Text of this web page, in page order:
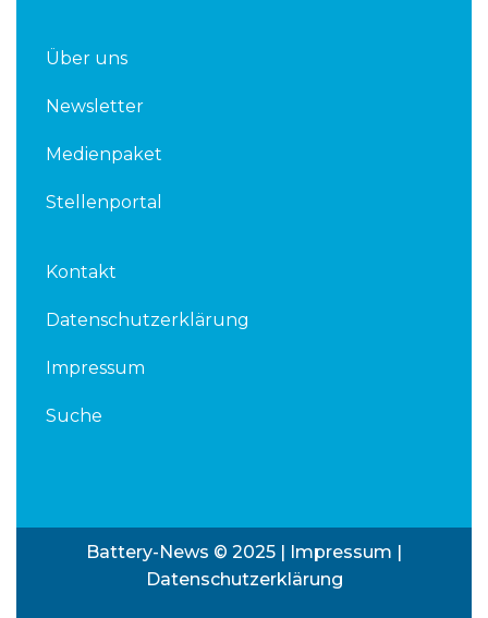
Über uns
Newsletter
Medienpaket
Stellenportal
Kontakt
Datenschutzerklärung
Impressum
Suche
Battery-News © 2025 | Impressum |
Datenschutzerklärung